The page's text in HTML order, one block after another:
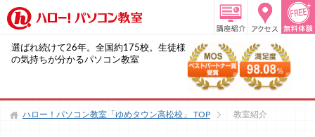
選ばれ続けて26年。全国約175校。生徒様
の気持ちが分かるパソコン教室
ハロー！パソコン教室「ゆめタウン高松校」 TOP 教室紹介